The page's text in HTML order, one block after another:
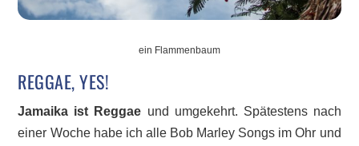
ein Flammenbaum
REGGAE, YES!
Jamaika ist Reggae und umgekehrt. Spätestens nach
einer Woche habe ich alle Bob Marley Songs im Ohr und